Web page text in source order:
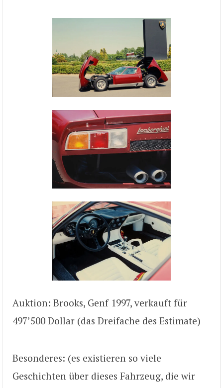
Auktion: Brooks, Genf 1997, verkauft für
497’500 Dollar (das Dreifache des Estimate)
Besonderes: (es existieren so viele
Geschichten über dieses Fahrzeug, die wir